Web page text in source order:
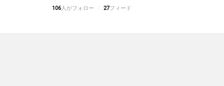
106 人がフォロー 27フィード